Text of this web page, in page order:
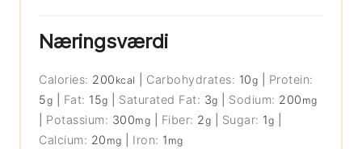
Næringsværdi
Calories: 200 kcal Carbohydrates: 10g
Protein:
5g Fat: 15g Saturated Fat: 3g Sodium: 200 mg
Potassium: 300mg Fiber: 2g Sugar: 1g
Calcium: 20 mg Iron: 1 mg